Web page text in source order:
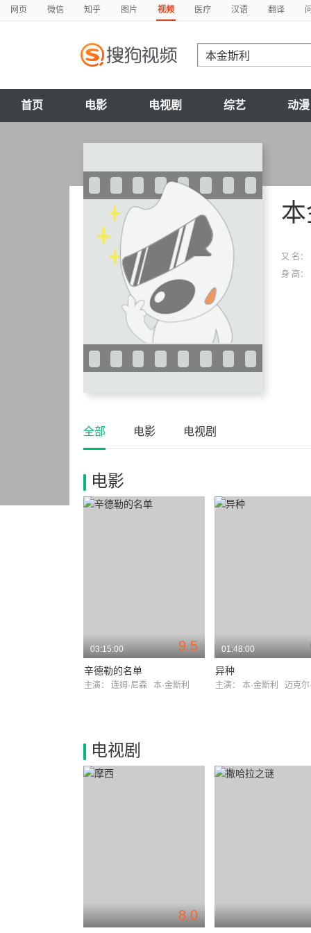
网页 微信 知乎 图片 视频 医疗 汉语 翻译
首页 电影 电视剧 综艺 动漫
又 名：
身 高：
全部 电影 电视剧
电影
9.5
03:15:00
辛德勒的名单
主演： 连姆·尼森 本·金斯利
01:48:00
异种
主演： 本·金斯利 迈克尔·
电视剧
8.0